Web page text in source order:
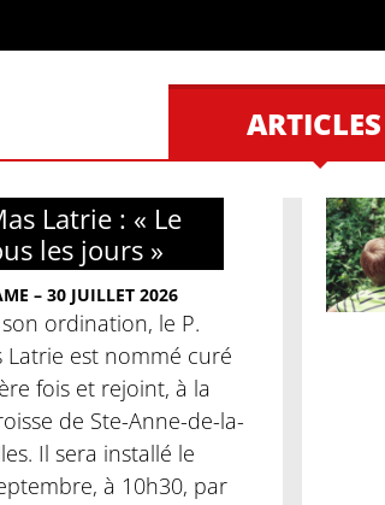
ARTICLES
Latrie : « Le
les jours »
– 30 JUILLET 2026
ordination, le P.
Latrie est nommé curé
fois et rejoint, à la
de Ste-Anne-de-la-
Il sera installé le
à 10h30, par